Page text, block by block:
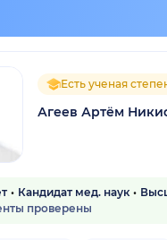
Есть ученая
Агеев Артём
Кандидат мед. наук
проверены